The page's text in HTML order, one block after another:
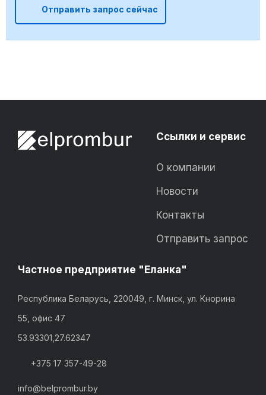
Отправить запрос сейчас
Ссылки и сервис
О компании
Новости
Контакты
Отправить запрос
Частное предприятие "Еланка"
Республика Беларусь, 220049, г. Минск, ул. Кнорина
55, офис 47
53.93301,27.62347
+375 17 357-49-28
info@belprombur.by